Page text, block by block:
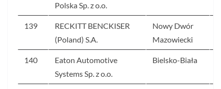
Polska Sp. z o.o.
139
RECKITT BENCKISER
(Poland) S.A.
Nowy Dwór
Mazowiecki
140
Eaton Automotive
Systems Sp. z o.o.
Bielsko-Biała